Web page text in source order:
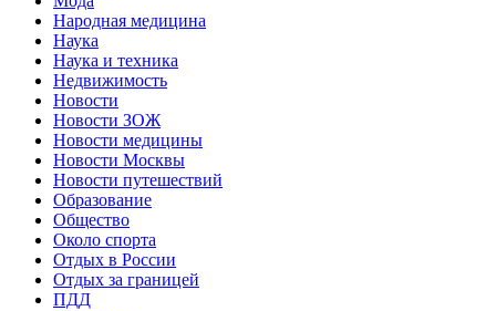
Народная медицина
Наука
Наука и техника
Недвижимость
Новости
Новости ЗОЖ
Новости медицины
Новости Москвы
Новости путешествий
Образование
Общество
Около спорта
Отдых в России
Отдых за границей
ПДД